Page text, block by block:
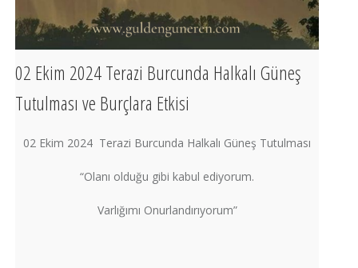
02 Ekim 2024 Terazi Burcunda Halkalı Güneş
Tutulması ve Burçlara Etkisi
02 Ekim 2024 Terazi Burcunda Halkalı Güneş Tutulması
“Olanı olduğu gibi kabul ediyorum.
Varlığımı Onurlandırıyorum”